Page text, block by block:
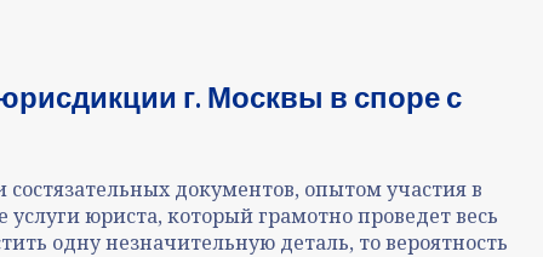
г. Москвы в споре с
документов, опытом участия в
юриста, который грамотно проведет весь
одну незначительную деталь, то вероятность